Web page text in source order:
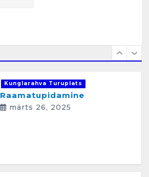
Kunglarahva Turuplats
Raamatupidamine
märts 26, 2025